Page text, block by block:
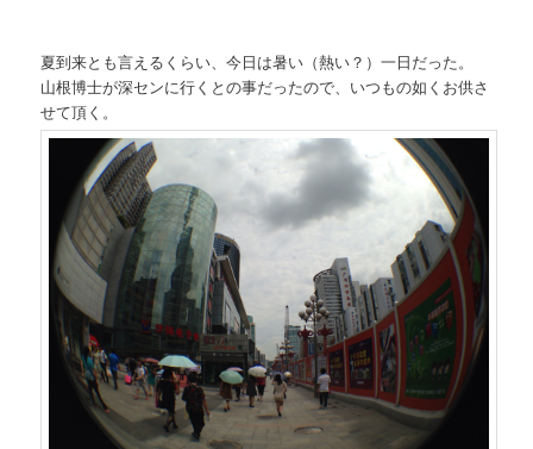
夏到来とも言えるくらい、今日は暑い（熱い？）一日だった。
山根博士が深センに行くとの事だったので、いつもの如くお供さ
せて頂く。